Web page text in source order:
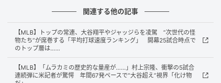
が良かったね。とにかく勝負に行って、積極的にスト
ライクゾーンを攻めていた」と振り返った。
■必ず何かの球種が機能
指揮官はさらに「彼は本当のプロフェッショナルだ
関連する他の記事
【MLB】トップの常連、大谷翔平やジャッジらを凌駕 “次世代の怪
物たち”が席巻する「平均打球速度ランキング」 開幕25試合時点で
のトップ層は……
【MLB】「ムラカミの歴史的な量産が……」村上宗隆、衝撃の5試合
連続弾に米記者が驚愕 年間67発ペースで“大谷超え”視界「化け物